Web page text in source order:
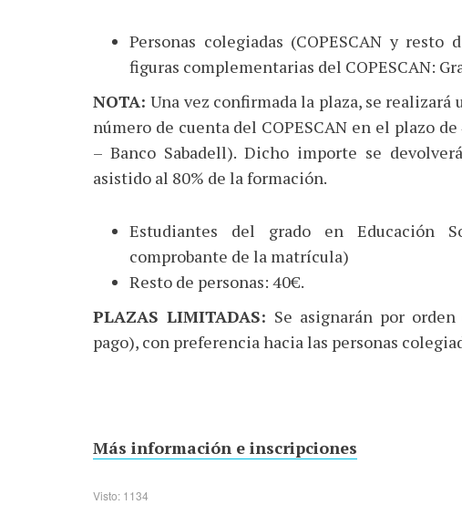
Personas colegiadas (COPESCAN y
figuras complementarias del COPESCAN:
NOTA:Una vez confirmada la plaza, se realizará
número de cuenta del COPESCAN en el plazo
– Banco Sabadell). Dicho importe se
asistido al 80% de la formación.
Estudiantes del grado en Educación
comprobante de la matrícula)
Resto de personas: 40€.
PLAZAS LIMITADAS: Se asignarán por
pago), con preferencia hacia las personas
Más información e inscripciones
Visto: 1134